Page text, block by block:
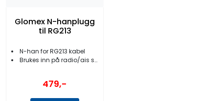
Glomex N-hanplugg
til RG213
N-han for RG213 kabel
Brukes inn på radio/ais som har N tilkobling
479,-